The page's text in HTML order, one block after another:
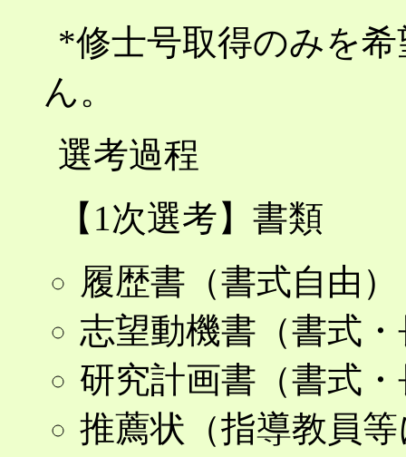
*修士号取得のみを
ん。
選考過程
【1次選考】書類
履歴書（書式自由）
志望動機書（書式
研究計画書（書式
推薦状（指導教員